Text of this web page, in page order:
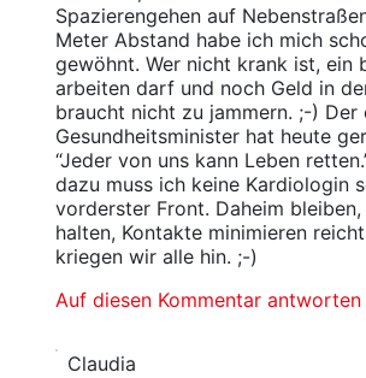
Spazierengehen auf
Meter Abstand habe ich mich
gewöhnt. Wer nicht krank ist, ein
arbeiten darf und noch Geld in
braucht nicht zu jammern. ;-) Der
Gesundheitsminister hat heute
“Jeder von uns kann Leben
dazu muss ich keine Kardiologin
vorderster Front. Daheim
halten, Kontakte minimieren
kriegen wir alle hin. ;-)
Auf diesen Kommentar antworten
Claudia